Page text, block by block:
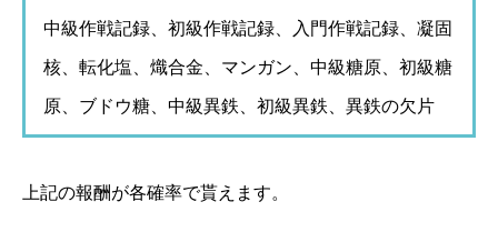
中級作戦記録、初級作戦記録、入門作戦記録、凝固
核、転化塩、熾合金、マンガン、中級糖原、初級糖
原、ブドウ糖、中級異鉄、初級異鉄、異鉄の欠片
上記の報酬が各確率で貰えます。